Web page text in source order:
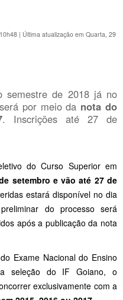
| Última atualização em Quarta, 29
semestre de 2018 já no
por meio da nota do
. Inscrições até 27 de
do Curso Superior em
setembro e vão até 27 de
estará disponível no dia
do processo será
após a publicação da nota
Exame Nacional do Ensino
seleção do IF Goiano, o
exclusivamente com a